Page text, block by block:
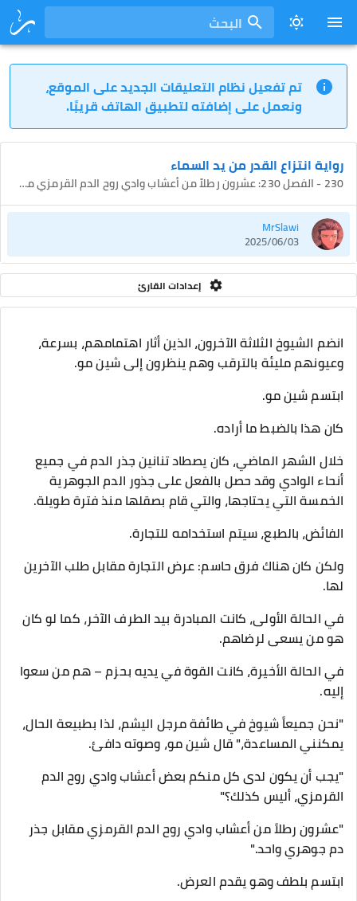
البحث
تم تفعيل نظام التعليقات الجديد على الموقع،
ونعمل على إضافته لتطبيق الهاتف قريبًا.
رواية انتزاع القدر من يد السماء
230 - الفصل 230: عشرون رطلاً من أعشاب وادي روح الدم القرمزي مقابل جذر دم جوهري واحد
MrSlawi
2025/06/03
إعدادات القارئ
انضم الشيوخ الثلاثة الآخرون، الذين أثار اهتمامهم، بسرعة،
وعيونهم مليئة بالترقب وهم ينظرون إلى شين مو.
ابتسم شين مو.
كان هذا بالضبط ما أراده.
خلال الشهر الماضي، كان يصطاد تنانين جذر الدم في جميع
أنحاء الوادي وقد حصل بالفعل على جذور الدم الجوهرية
الخمسة التي يحتاجها، والتي قام بصقلها منذ فترة طويلة.
الفائض، بالطبع، سيتم استخدامه للتجارة.
ولكن كان هناك فرق حاسم: عرض التجارة مقابل طلب الآخرين
لها.
في الحالة الأولى، كانت المبادرة بيد الطرف الآخر، كما لو كان
هو من يسعى لرضاهم.
في الحالة الأخيرة، كانت القوة في يديه بحزم – هم من سعوا
إليه.
"نحن جميعاً شيوخ في طائفة مرجل اليشم، لذا بطبيعة الحال،
يمكنني المساعدة،" قال شين مو، وصوته دافئ.
"يجب أن يكون لدى كل منكم بعض أعشاب وادي روح الدم
القرمزي، أليس كذلك؟"
"عشرون رطلاً من أعشاب وادي روح الدم القرمزي مقابل جذر
دم جوهري واحد."
ابتسم بلطف وهو يقدم العرض.